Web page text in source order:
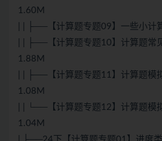
1.60M
| | ├──【计算题专题09】一些小计
| | ├──【计算题专题10】计算题常
1.88M
| | ├──【计算题专题11】计算题模
1.08M
| | └──【计算题专题12】计算题模
1.04M